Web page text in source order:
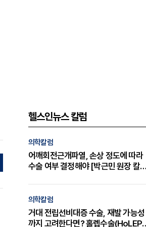
헬스인뉴스 칼럼
의학칼럼
어깨회전근개파열, 손상 정도에 따라
수술 여부 결정해야 [박근민 원장 칼
의학칼럼
거대 전립선비대증 수술, 재발 가능성
까지 고려한다면? 홀렙수술(HoLEP)